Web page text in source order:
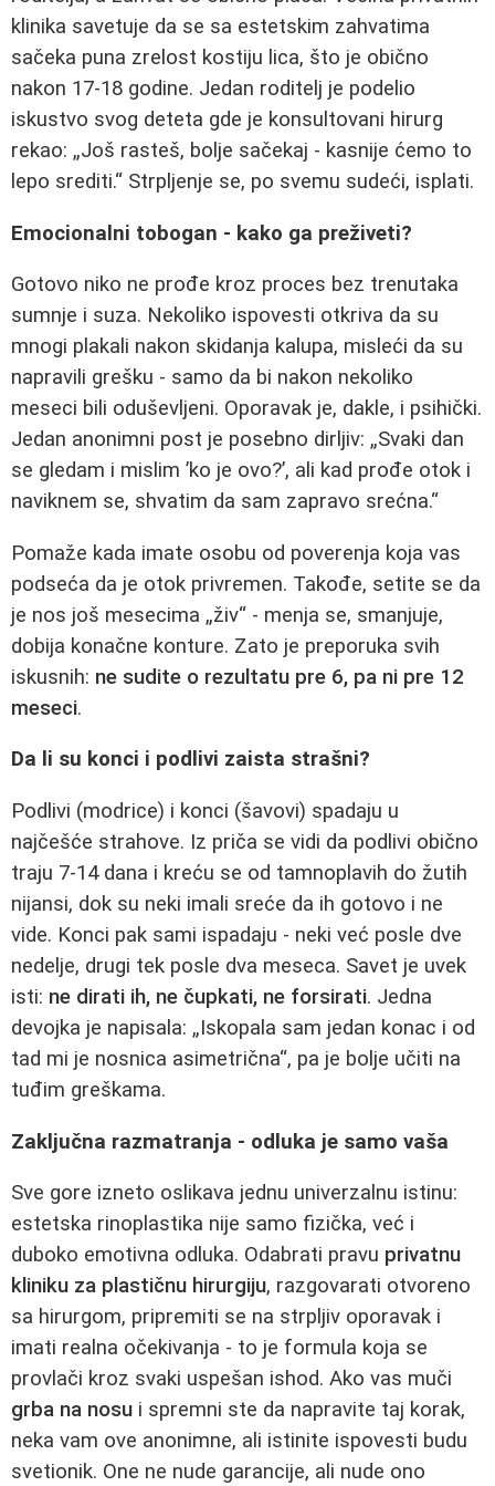
klinika savetuje da se sa estetskim zahvatima
sačeka puna zrelost kostiju lica, što je obično
nakon 17-18 godine. Jedan roditelj je podelio
iskustvo svog deteta gde je konsultovani hirurg
rekao: „Još rasteš, bolje sačekaj - kasnije ćemo to
lepo srediti.“ Strpljenje se, po svemu sudeći, isplati.
Emocionalni tobogan - kako ga preživeti?
Gotovo niko ne prođe kroz proces bez trenutaka
sumnje i suza. Nekoliko ispovesti otkriva da su
mnogi plakali nakon skidanja kalupa, misleći da su
napravili grešku - samo da bi nakon nekoliko
meseci bili oduševljeni. Oporavak je, dakle, i psihički.
Jedan anonimni post je posebno dirljiv: „Svaki dan
se gledam i mislim ’ko je ovo?’, ali kad prođe otok i
naviknem se, shvatim da sam zapravo srećna.“
Pomaže kada imate osobu od poverenja koja vas
podseća da je otok privremen. Takođe, setite se da
je nos još mesecima „živ“ - menja se, smanjuje,
dobija konačne konture. Zato je preporuka svih
iskusnih: ne sudite o rezultatu pre 6, pa ni pre 12
meseci.
Da li su konci i podlivi zaista strašni?
Podlivi (modrice) i konci (šavovi) spadaju u
najčešće strahove. Iz priča se vidi da podlivi obično
traju 7-14 dana i kreću se od tamnoplavih do žutih
nijansi, dok su neki imali sreće da ih gotovo i ne
vide. Konci pak sami ispadaju - neki već posle dve
nedelje, drugi tek posle dva meseca. Savet je uvek
isti: ne dirati ih, ne čupkati, ne forsirati. Jedna
devojka je napisala: „Iskopala sam jedan konac i od
tad mi je nosnica asimetrična“, pa je bolje učiti na
tuđim greškama.
Zaključna razmatranja - odluka je samo vaša
Sve gore izneto oslikava jednu univerzalnu istinu:
estetska rinoplastika nije samo fizička, već i
duboko emotivna odluka. Odabrati pravu privatnu
kliniku za plastičnu hirurgiju, razgovarati otvoreno
sa hirurgom, pripremiti se na strpljiv oporavak i
imati realna očekivanja - to je formula koja se
provlači kroz svaki uspešan ishod. Ako vas muči
grba na nosu i spremni ste da napravite taj korak,
neka vam ove anonimne, ali istinite ispovesti budu
svetionik. One ne nude garancije, ali nude ono